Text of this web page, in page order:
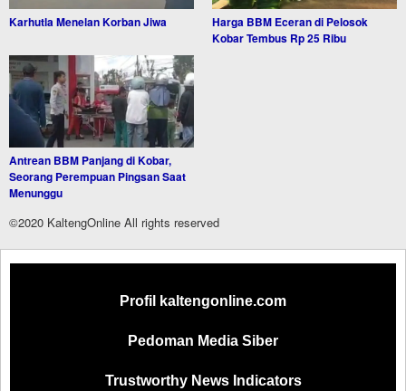
Karhutla Menelan Korban Jiwa
Harga BBM Eceran di Pelosok
Kobar Tembus Rp 25 Ribu
Antrean BBM Panjang di Kobar,
Seorang Perempuan Pingsan Saat
Menunggu
©2020 KaltengOnline All rights reserved
Profil kaltengonline.com
Pedoman Media Siber
Trustworthy News Indicators